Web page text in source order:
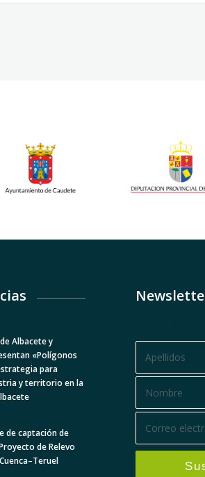
Albacete y
«Polígonos
para
y territorio en la
de captación de
de Relevo